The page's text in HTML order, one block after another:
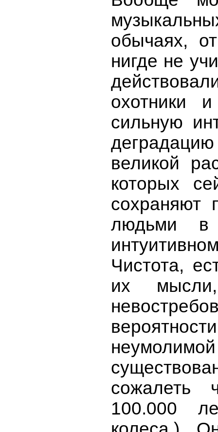
обычаях,
нигде не
охотники
сильную
великой
которых
сохраняют
людьми в
Чистота,
их
сожалеть
100.000